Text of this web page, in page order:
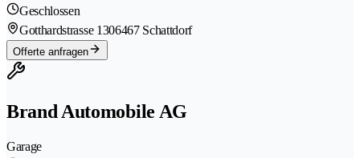
Geschlossen
Gotthardstrasse 1306467 Schattdorf
Offerte anfragen
Brand Automobile AG
Garage